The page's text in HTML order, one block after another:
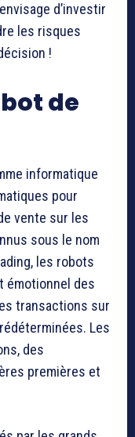
d’investir
les risques
!
de
informatique
pour
vente sur les
sous le nom
les robots
émotionnel des
transactions sur
Les
des
premières et